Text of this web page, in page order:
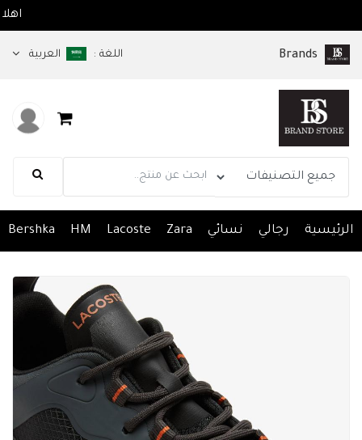
Brands اللغة : العربية
الرئيسية رجالي نسائي Zara
Lacoste
HM
Bershka